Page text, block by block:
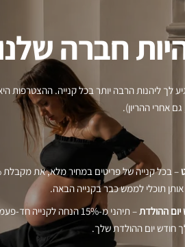
חברה
לך ליהנות הרבה יותר בכל קנייה. ההצטרפות
אחרי ההריון).
תוכלי לממש כבר בקנייה הבאה.
– תיהני מ-15% הנחה לקנייה
חודש יום ההולדת שלך.